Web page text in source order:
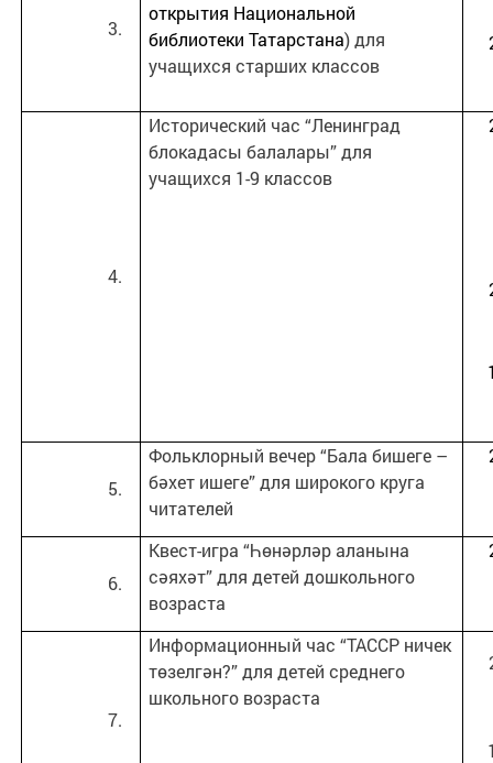
открытия Национальной
библиотеки Татарстана) для
учащихся старших классов
Исторический час “Ленинград
блокадасы балалары” для
учащихся 1-9 классов
Фольклорный вечер “Бала бишеге –
бәхет ишеге” для широкого круга
читателей
Квест-игра “Һөнәрләр аланына
сәяхәт” для детей дошкольного
возраста
Информационный час “ТАССР ничек
төзелгән?” для детей среднего
школьного возраста